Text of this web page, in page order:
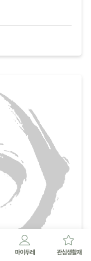
마이두레 관심생활재